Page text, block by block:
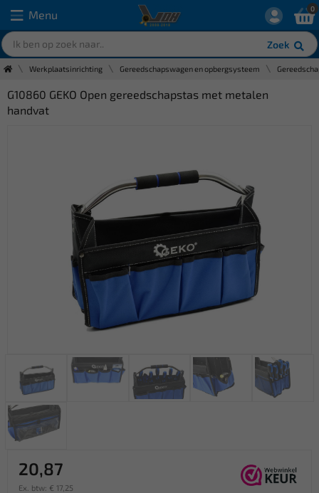
Menu
Zoek
0
Werkplaatsinrichting Gereedschapswagen en opbergsysteem
G10860 GEKO Open gereedschapstas met metalen
handvat
20,87
Ex. btw: € 17,25